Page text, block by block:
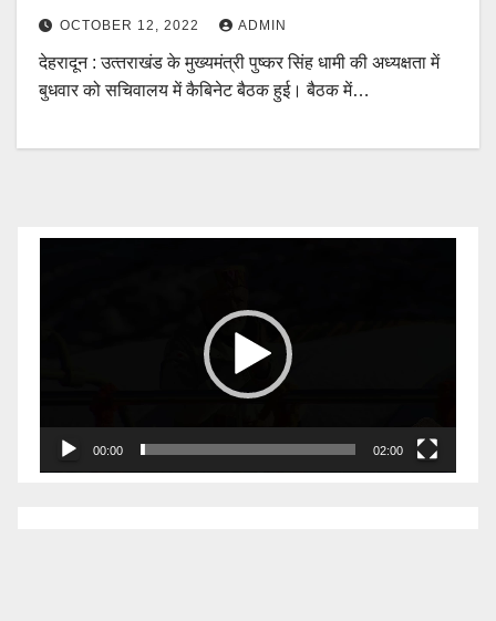
OCTOBER 12, 2022 ADMIN
देहरादून : उत्‍तराखंड के मुख्‍यमंत्री पुष्‍कर सिंह धामी की अध्‍यक्षता में
बुधवार को सचिवालय में कैबिनेट बैठक हुई। बैठक में…
00:00 02:00